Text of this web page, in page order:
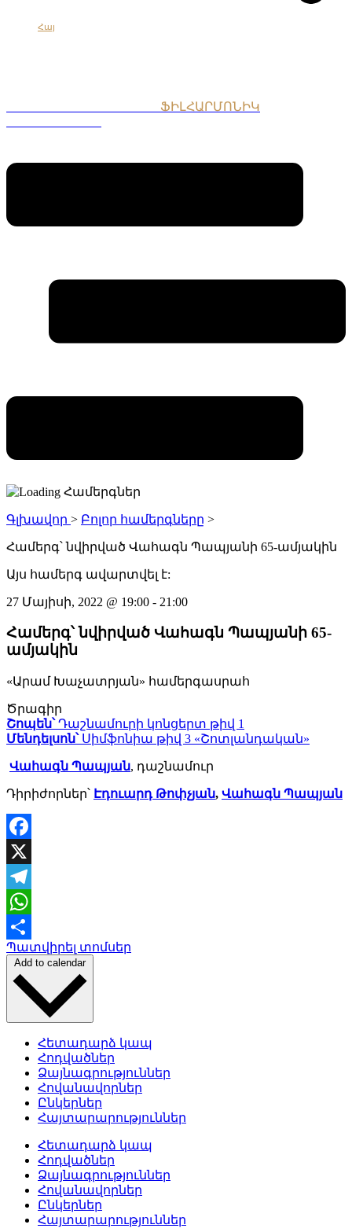
Հայ
ՖԻԼՀԱՐՄՈՆԻԿ
Գլխավոր > Բոլոր համերգները >
Համերգ՝ նվիրված Վահագն Պապյանի 65-ամյակին
Այս համերգ ավարտվել է:
27 Մայիսի, 2022 @ 19:00 - 21:00
Համերգ՝ նվիրված Վահագն Պապյանի 65-
ամյակին
«Արամ Խաչատրյան» համերգասրահ
Ծրագիր
Շոպեն՝Դաշնամուրի կոնցերտ թիվ 1
Մենդելսոն՝Սիմֆոնիա թիվ 3 «Շոտլանդական»
Վահագն Պապյան, դաշնամուր
Դիրիժորներ՝ Էդուարդ Թոփչյան, Վահագն Պապյան
Facebook
X
Telegram
WhatsApp
Share
Պատվիրել տոմսեր
Add to calendar
Հետադարձ կապ
Հոդվածներ
Ձայնագրություններ
Հովանավորներ
Ընկերներ
Հայտարարություններ
Հետադարձ կապ
Հոդվածներ
Ձայնագրություններ
Հովանավորներ
Ընկերներ
Հայտարարություններ